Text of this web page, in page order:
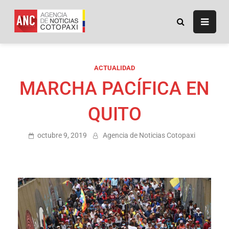
Agencia de Noticias
ACTUALIDAD
MARCHA PACÍFICA EN
QUITO
octubre 9, 2019 Agencia de Noticias Cotopaxi